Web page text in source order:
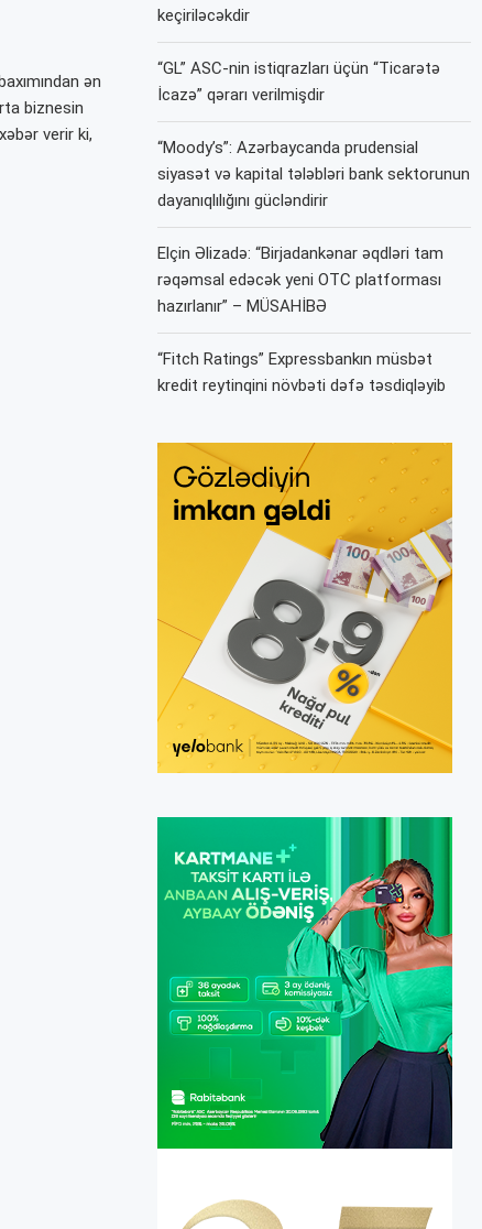
ən
biznesin
verir ki,
keçiriləcəkdir
“GL” ASC-nin istiqrazları üçün “Ticarətə
İcazə” qərarı verilmişdir
“Moody’s”: Azərbaycanda prudensial
siyasət və kapital tələbləri bank sektorunun
dayanıqlılığını gücləndirir
Elçin Əlizadə: “Birjadankənar əqdləri tam
rəqəmsal edəcək yeni OTC platforması
hazırlanır” – MÜSAHİBƏ
“Fitch Ratings” Expressbankın müsbət
kredit reytinqini növbəti dəfə təsdiqləyib